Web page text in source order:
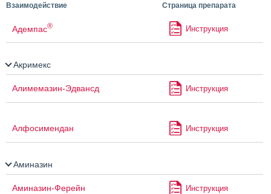
Взаимодействие Страница препарата
Адемпас® Инструкция
Акримекс
Алимемазин-Эдвансд Инструкция
Алфосимендан Инструкция
Аминазин
Аминазин-Ферейн Инструкция